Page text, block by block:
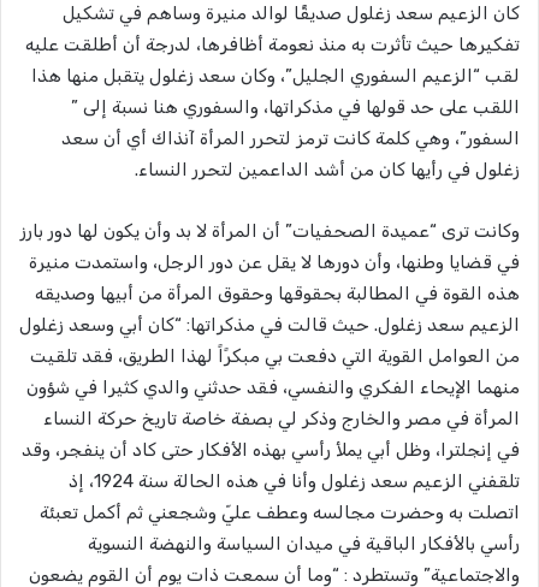
كان الزعيم سعد زغلول صديقًًا لوالد منيرة وساهم في تشكيل
تفكيرها حيث تأثرت به منذ نعومة أظافرها، لدرجة أن أطلقت عليه
لقب “الزعيم السفوري الجليل”، وكان سعد زغلول يتقبل منها هذا
اللقب على حد قولها في مذكراتها، والسفوري هنا نسبة إلى ”
السفور”، وهي كلمة كانت ترمز لتحرر المرأة آنذاك أي أن سعد
زغلول في رأيها كان من أشد الداعمين لتحرر النساء.
وكانت ترى “عميدة الصحفيات” أن المرأة لا بد وأن يكون لها دور بارز
في قضايا وطنها، وأن دورها لا يقل عن دور الرجل، واستمدت منيرة
هذه القوة في المطالبة بحقوقها وحقوق المرأة من أبيها وصديقه
الزعيم سعد زغلول. حيث قالت في مذكراتها: “كان أبي وسعد زغلول
من العوامل القوية التي دفعت بي مبكرًاً لهذا الطريق، فقد تلقيت
منهما الإيحاء الفكري والنفسي، فقد حدثني والدي كثيرا في شؤون
المرأة في مصر والخارج وذكر لي بصفة خاصة تاريخ حركة النساء
في إنجلترا، وظل أبي يملأ رأسي بهذه الأفكار حتى كاد أن ينفجر، وقد
تلقفني الزعيم سعد زغلول وأنا في هذه الحالة سنة 1924، إذ
اتصلت به وحضرت مجالسه وعطف عليّ وشجعني ثم أكمل تعبئة
رأسي بالأفكار الباقية في ميدان السياسة والنهضة النسوية
والاجتماعية” وتستطرد : “وما أن سمعت ذات يوم أن القوم يضعون